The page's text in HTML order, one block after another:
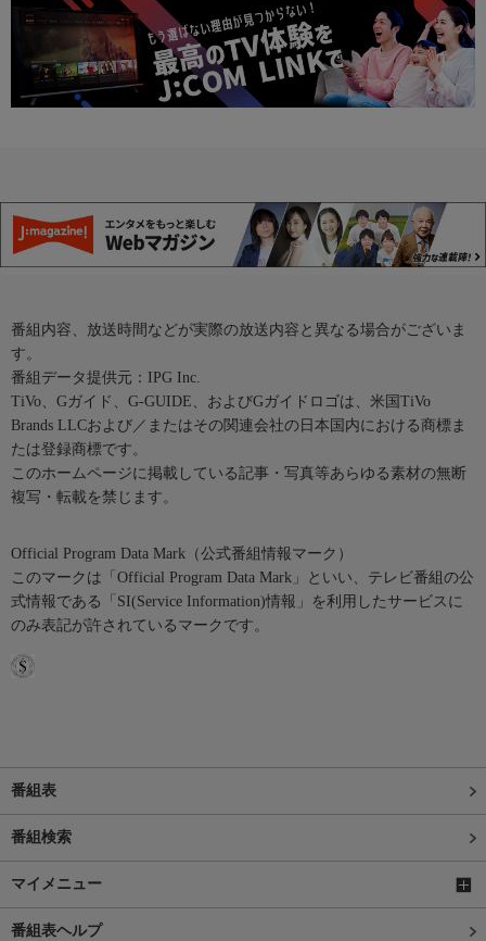
番組内容、放送時間などが実際の放送内容と異なる場合がございま
す。
番組データ提供元：IPG Inc.
TiVo、Gガイド、G-GUIDE、およびGガイドロゴは、米国TiVo
Brands LLCおよび／またはその関連会社の日本国内における商標ま
たは登録商標です。
このホームページに掲載している記事・写真等あらゆる素材の無断
複写・転載を禁じます。
Official Program Data Mark（公式番組情報マーク）
このマークは「Official Program Data Mark」といい、テレビ番組の公
式情報である「SI(Service Information)情報」を利用したサービスに
のみ表記が許されているマークです。
番組表
番組検索
マイメニュー
番組表ヘルプ